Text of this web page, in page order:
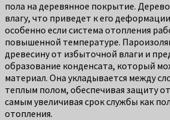
пола на деревянное покрытие.
влагу, что приведет к его
особенно если система отопления
повышенной температуре.
древесину от избыточной влаги и
образование конденсата, который
материал. Она укладывается между
теплым полом, обеспечивая защиту
самым увеличивая срок службы как
отопления.